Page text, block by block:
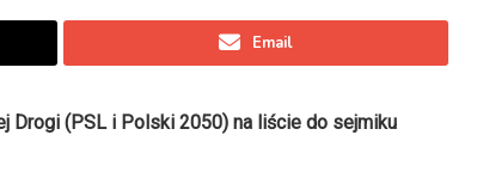
Email
Drogi (PSL i Polski 2050) na liście do sejmiku